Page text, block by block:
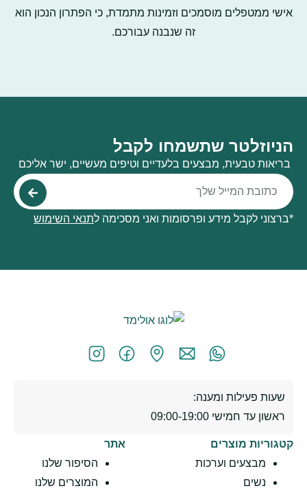
אישי ממטפלים מוסמכים וזמינות מתמדת, כי הפתרון הנכון הוא
זה שנבנה עבורכם.
הניוזלטר שתשמחו לקבל
בריאות טבעית, מבצעים בלעדיים וטיפים מעשיים, ישר אליכם
*ברצוני לקבל מידע ופרסומות ואני מסכימה לתנאי השימוש
שעות פעילות ומענה:
ראשון עד חמישי 09:00-19:00
קטגוריות מוצרים
מבצעים וערכות
נשים
אתר
הסיפור שלנו
המוצרים שלנו